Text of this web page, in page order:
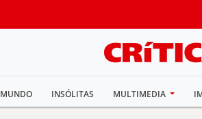
MUNDO INSÓLITAS MULTIMEDIA